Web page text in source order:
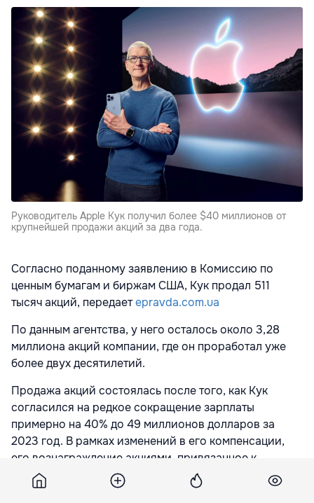
Руководитель Apple Кук получил более $40 миллионов от
крупнейшей продажи акций за два года.
Согласно поданному заявлению в Комиссию по
ценным бумагам и биржам США, Кук продал 511
тысяч акций, передаетepravda.com.ua
По данным агентства, у него осталось около 3,28
миллиона акций компании, где он проработал уже
более двух десятилетий.
Продажа акций состоялась после того, как Кук
согласился на редкое сокращение зарплаты
примерно на 40% до 49 миллионов долларов за
2023 год. В рамках изменений в его компенсации,
его вознаграждение акциями, привязанное к
результатам деятельности Apple, увеличится до 75%
в этом году с 50% ранее.